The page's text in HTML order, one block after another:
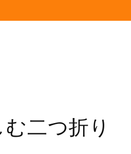
二つ折り